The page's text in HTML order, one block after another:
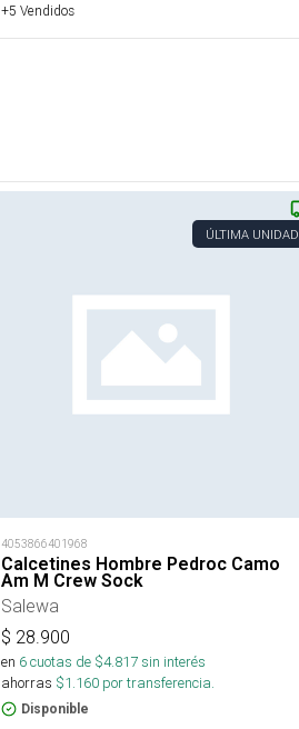
+5 Vendidos
ÚLTIMA UNIDAD
4053866401968
Calcetines Hombre Pedroc Camo
Am M Crew Sock
Salewa
$ 28.900
en 6cuotas de $4.817sin interés
ahorras $1.160 por transferencia.
Disponible